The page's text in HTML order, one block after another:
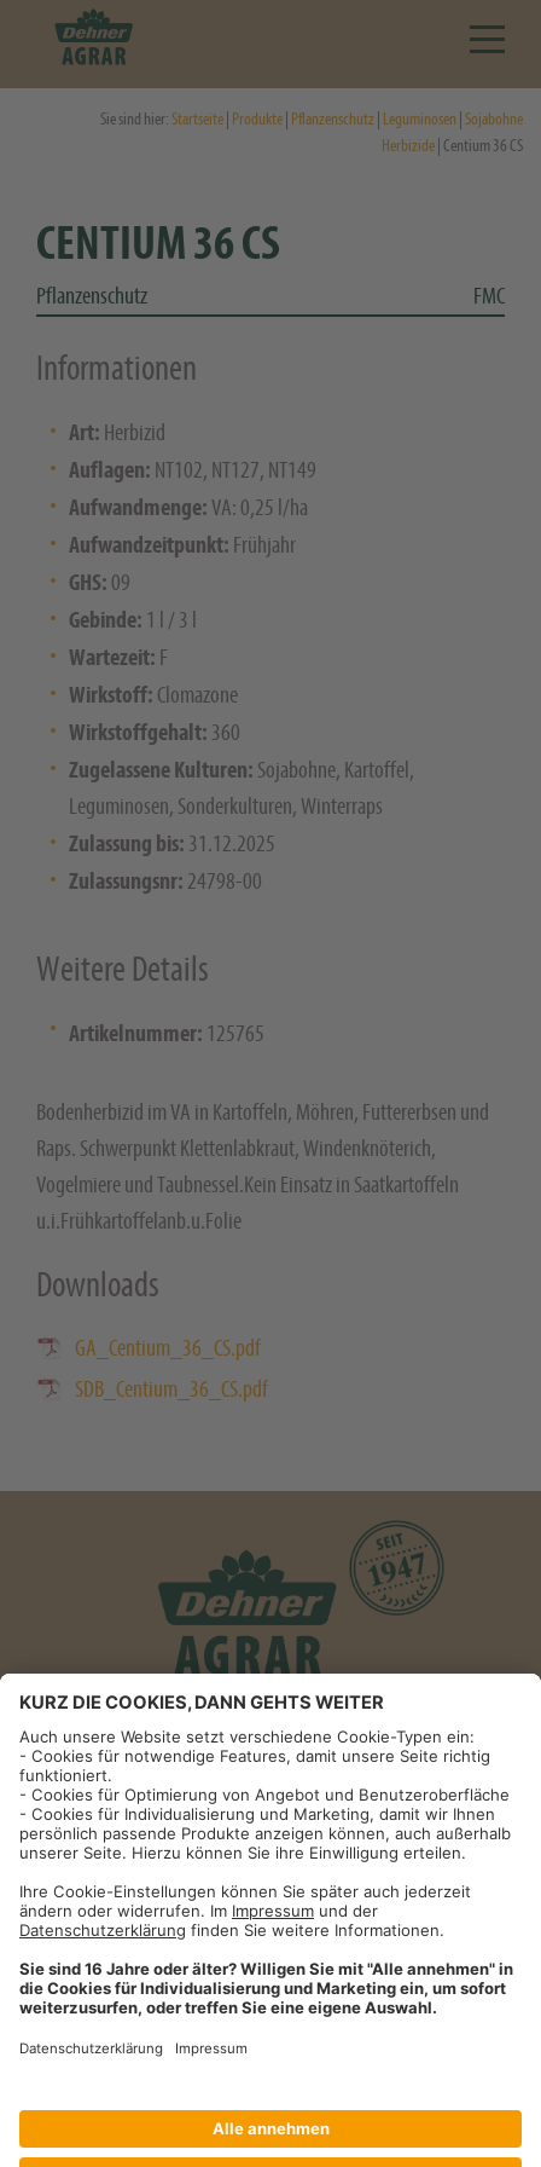
Sie sind hier:Startseite Produkte Pflanzenschutz Leguminosen Sojabohne
Herbizide | Centium 36 CS
CENTIUM 36 CS
Pflanzenschutz FMC
Informationen
Art: Herbizid
Auflagen: NT102, NT127, NT149
Aufwandmenge:VA: 0,25 l/ha
Aufwandzeitpunkt: Frühjahr
GHS: 09
Gebinde: 1 l / 3 l
Wartezeit: F
Wirkstoff: Clomazone
Wirkstoffgehalt: 360
Zugelassene Kulturen: Sojabohne, Kartoffel,
Leguminosen, Sonderkulturen, Winterraps
Zulassung bis: 31.12.2025
Zulassungsnr: 24798-00
Weitere Details
Artikelnummer: 125765
Bodenherbizid im VA in Kartoffeln, Möhren, Futtererbsen und
Raps. Schwerpunkt Klettenlabkraut, Windenknöterich,
Vogelmiere und Taubnessel.Kein Einsatz in Saatkartoffeln
u.i.Frühkartoffelanb.u.Folie
Downloads
GA_Centium_36_CS.pdf
SDB_Centium_36_CS.pdf
Informationen
Impressum
Datenschutzhinweise
AGB und Widerrufsbelehrung
Dehner Unternehmen
Cookie-Einstellungen
Dehner Agrar GmbH & Co. KG
09090 / 77 72 72
Fax09090 / 77 73 91